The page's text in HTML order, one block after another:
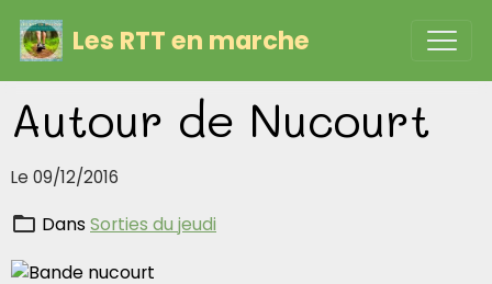
Les RTT en marche
Autour de Nucourt
Le 09/12/2016
DansSorties du jeudi